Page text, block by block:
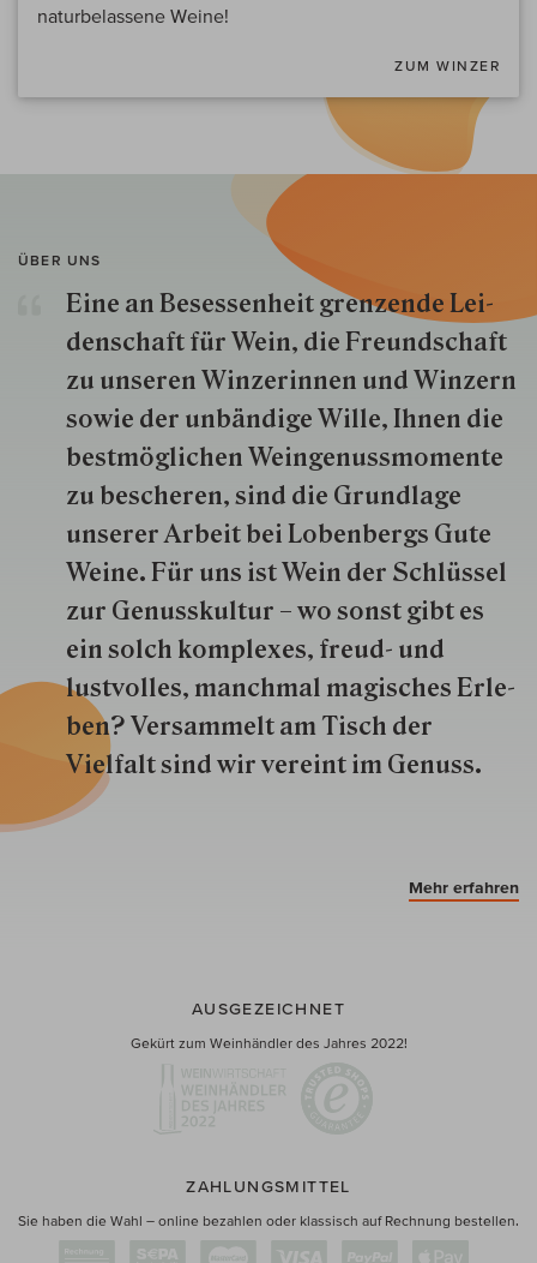
naturbelassene Weine!
ZUM WINZER
ÜBER UNS
Eine an Besessenheit gren­zende Lei­
den­schaft für Wein, die Freund­schaft
zu unseren Win­zer­innen und Win­zern
so­wie der un­bän­dige Wille, Ihnen die
best­mög­lich­en Wein­genuss­momente
zu besche­ren, sind die Grund­lage
unserer Arbeit bei Lobenbergs Gute
Weine. Für uns ist Wein der Schlüs­sel
zur Genuss­kultur – wo sonst gibt es
ein solch kom­plexes, freud- und
lustvolles, manchmal ma­gisch­es Er­le­
ben? Versammelt am Tisch der
Vielfalt sind wir ver­eint im Genuss.
Mehr erfahren
AUSGEZEICHNET
Gekürt zum Weinhändler des Jahres 2022!
ZAHLUNGSMITTEL
Sie haben die Wahl – online bezahlen oder klassisch auf Rechnung bestellen.